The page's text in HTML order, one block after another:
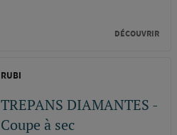
DÉCOUVRIR
RUBI
TREPANS DIAMANTES -
Coupe à sec